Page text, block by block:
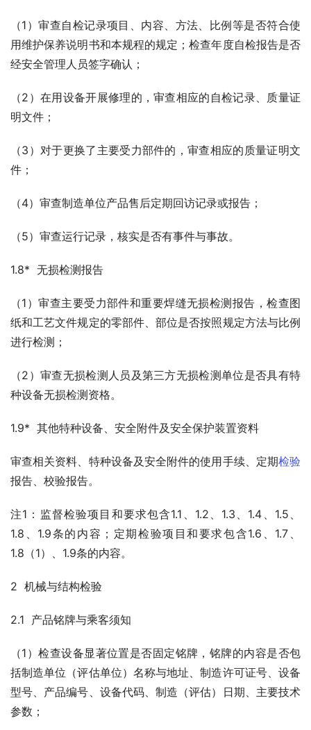
（1）审查自检记录项目、内容、方法、比例等是否符合使
用维护保养说明书和本规程的规定；检查年度自检报告是否
经安全管理人员签字确认；
（2）在用设备开展修理的，审查相应的自检记录、质量证
明文件；
（3）对于更换了主要受力部件的，审查相应的质量证明文
件；
（4）审查制造单位产品售后定期回访记录或报告；
（5）审查运行记录，核实是否有事件与事故。
1.8*  无损检测报告
（1）审查主要受力部件和重要焊缝无损检测报告，检查图
纸和工艺文件规定的零部件、部位是否按照规定方法与比例
进行检测；
（2）审查无损检测人员及第三方无损检测单位是否具有特
种设备无损检测资格。
1.9*  其他特种设备、安全附件及安全保护装置资料
审查相关资料、特种设备及安全附件的使用手续、定期检验
报告、校验报告。
注1：监督检验项目和要求包含1.1、1.2、1.3、1.4、1.5、
1.8、1.9条的内容；定期检验项目和要求包含1.6、1.7、
1.8（1）、1.9条的内容。
2  机械与结构检验
2.1  产品铭牌与乘客须知
（1）检查设备显著位置是否固定铭牌，铭牌的内容是否包
括制造单位（评估单位）名称与地址、制造许可证号、设备
型号、产品编号、设备代码、制造（评估）日期、主要技术
参数；